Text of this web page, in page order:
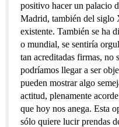
positivo hacer un palacio
Madrid, también del siglo
existente. También se ha
o mundial, se sentiría
tan acreditadas firmas, no
podríamos llegar a ser
pueden mostrar algo
actitud, plenamente
que hoy nos anega. Esta
sólo quiere lucir prendas